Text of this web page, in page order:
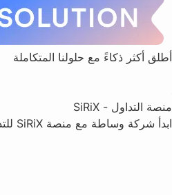
أطلق أكثر ذكاءً مع حلولنا المتكاملة
منصة التداول - SiRiX
ابدأ شركة وساطة مع منصة SiRiX للتداول من خلال منح المتداولين إمكانية الوصول إلى التداول الاجتماعي والرسوم البيانية TradingView وأنواع الأوامر المتقدمة.